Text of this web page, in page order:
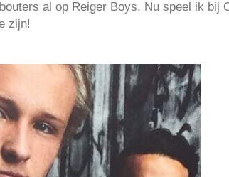
al op Reiger Boys. Nu speel ik bij
zijn!